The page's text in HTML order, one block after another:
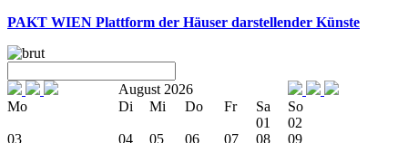
PAKT WIEN Plattform der Häuser darstellender Künste
August 2026
Mo
Di Mi Do Fr Sa
So
01
02
03
04 05 06 07 08
09